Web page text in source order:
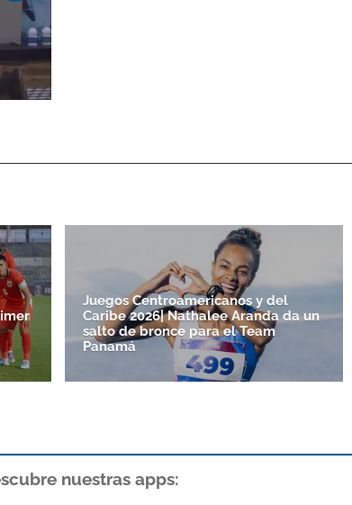
Juegos Centroamericanos y del
Caribe 2026| Nathalee Aranda da un
salto de bronce para el Team
Panamá
nuestras apps: